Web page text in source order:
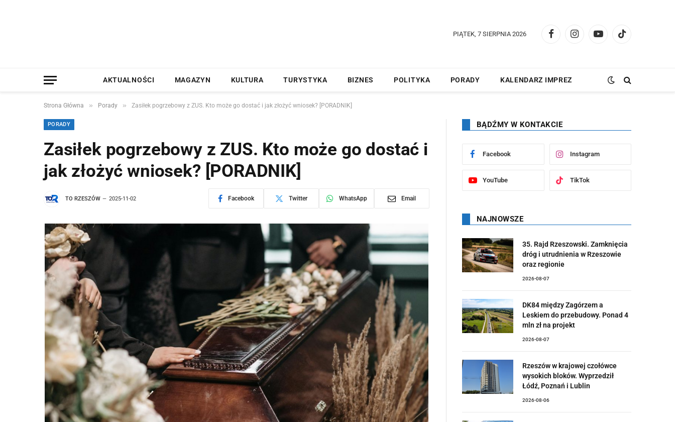
PIĄTEK, 7 SIERPNIA 2026
FacebookInstagramYouTubeTikTok
AKTUALNOŚCI MAGAZYN KULTURA TURYSTYKA BIZNES POLITYKA PORADY KALENDARZ IMPREZ
Strona Główna » Porady » Zasiłek pogrzebowy z ZUS. Kto może go dostać i jak złożyć wniosek? [PORADNIK]
PORADY
Zasiłek pogrzebowy z ZUS. Kto może go dostać i
jak złożyć wniosek? [PORADNIK]
TO RZESZÓW 2025-11-02 Facebook Twitter WhatsApp Email
BĄDŹMY W KONTAKCIE
Facebook Instagram
YouTube TikTok
NAJNOWSZE
35. Rajd Rzeszowski. Zamknięcia
dróg i utrudnienia w Rzeszowie
oraz regionie
2026-08-07
DK84 między Zagórzem a
Leskiem do przebudowy. Ponad 4
mln zł na projekt
2026-08-07
Rzeszów w krajowej czołówce
wysokich bloków. Wyprzedził
Łódź, Poznań i Lublin
2026-08-06